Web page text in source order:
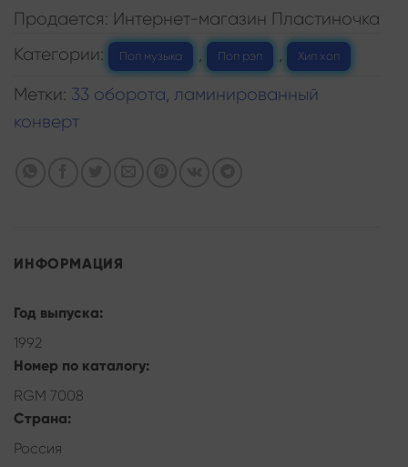
Продается: Интернет-магазин Пластиночка
Категории:
Поп музыка , Поп рэп , Хип хоп
Метки: 33 оборота, ламинированный
конверт
ИНФОРМАЦИЯ
Год выпуска:
1992
Номер по каталогу:
RGM 7008
Страна:
Россия